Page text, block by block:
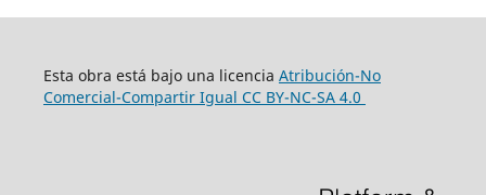
Esta obra está bajo una licencia Atribución-No
Comercial-Compartir Igual CC BY-NC-SA 4.0